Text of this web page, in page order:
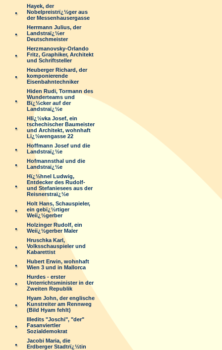
Hayek, der
Nobelpreistrï¿½ger aus
der Messenhausergasse
Herrmann Julius, der
Landstraï¿½er
Deutschmeister
Herzmanovsky-Orlando
Fritz, Graphiker, Architekt
und Schriftsteller
Heuberger Richard, der
komponierende
Eisenbahntechniker
Hiden Rudi, Tormann des
Wunderteams und
Bï¿½cker auf der
Landstraï¿½e
Hlï¿½vka Josef, ein
tschechischer Baumeister
und Architekt, wohnhaft
Lï¿½wengasse 22
Hoffmann Josef und die
Landstraï¿½e
Hofmannsthal und die
Landstraï¿½e
Hï¿½hnel Ludwig,
Entdecker des Rudolf-
und Stefaniesees aus der
Reisnerstraï¿½e
Holt Hans, Schauspieler,
ein gebï¿½rtiger
Weiï¿½gerber
Holzinger Rudolf, ein
Weiï¿½gerber Maler
Hruschka Karl,
Volksschauspieler und
Kabarettist
Hubert Erwin, wohnhaft
Wien 3 und in Mallorca
Hurdes - erster
Unterrichtsminister in der
Zweiten Republik
Hyam John, der englische
Kunstreiter am Rennweg
(Bild Hyam fehlt)
Illedits "Joschi", "der"
Fasanviertler
Sozialdemokrat
Jacobi Maria, die
Erdberger Stadtrï¿½tin